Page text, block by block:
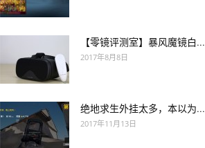
【零镜评测室】暴风魔镜白...
2017年8月8日
绝地求生外挂太多，本以为...
2017年11月13日